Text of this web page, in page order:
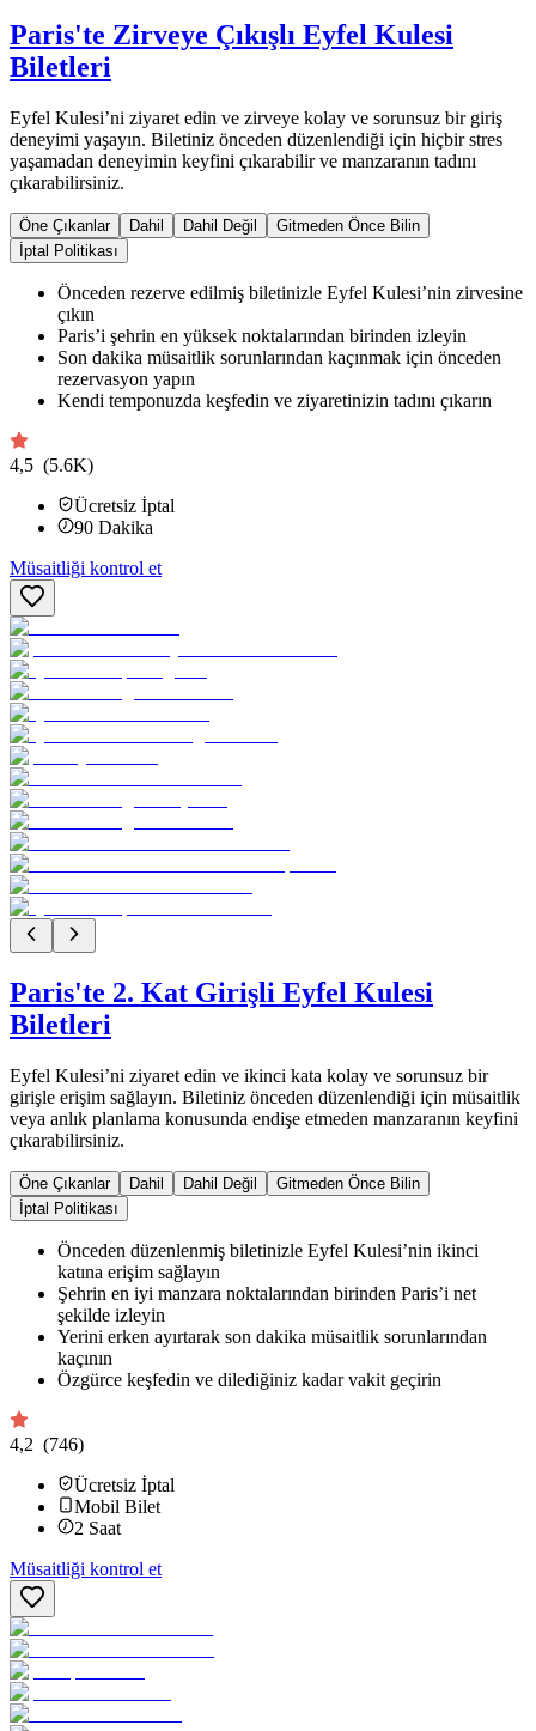
Paris'te Zirveye Çıkışlı Eyfel Kulesi
Biletleri
Eyfel Kulesi’ni ziyaret edin ve zirveye kolay ve sorunsuz bir giriş
deneyimi yaşayın. Biletiniz önceden düzenlendiği için hiçbir stres
yaşamadan deneyimin keyfini çıkarabilir ve manzaranın tadını
çıkarabilirsiniz.
Öne Çıkanlar Dahil Dahil Değil
Gitmeden Önce Bilin
İptal Politikası
Önceden rezerve edilmiş biletinizle Eyfel Kulesi’nin zirvesine
çıkın
Paris’i şehrin en yüksek noktalarından birinden izleyin
Son dakika müsaitlik sorunlarından kaçınmak için önceden
rezervasyon yapın
Kendi temponuzda keşfedin ve ziyaretinizin tadını çıkarın
4,5 (5.6K)
Ücretsiz İptal
90 Dakika
Müsaitliği kontrol et
Paris'te 2. Kat Girişli Eyfel Kulesi
Biletleri
Eyfel Kulesi’ni ziyaret edin ve ikinci kata kolay ve sorunsuz bir
girişle erişim sağlayın. Biletiniz önceden düzenlendiği için müsaitlik
veya anlık planlama konusunda endişe etmeden manzaranın keyfini
çıkarabilirsiniz.
Öne Çıkanlar Dahil Dahil Değil
Gitmeden Önce Bilin
İptal Politikası
Önceden düzenlenmiş biletinizle Eyfel Kulesi’nin ikinci
katına erişim sağlayın
Şehrin en iyi manzara noktalarından birinden Paris’i net
şekilde izleyin
Yerini erken ayırtarak son dakika müsaitlik sorunlarından
kaçının
Özgürce keşfedin ve dilediğiniz kadar vakit geçirin
4,2 (746)
Ücretsiz İptal
Mobil Bilet
2 Saat
Müsaitliği kontrol et